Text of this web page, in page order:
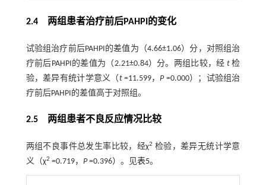
2.4 两组患者治疗前后PAHPI的变化
试验组治疗前后PAHPI的差值为（4.66±1.06）分，对照组治
疗前后PAHPI的差值为（2.21±0.84）分。两组比较，经t 检
验，差异有统计学意义（ t=11.599，P=0.000）；试验组治
疗前后PAHPI的差值高于对照组。
2.5 两组患者不良反应情况比较
两组不良事件总发生率比较，经χ2 检验，差异无统计学意
义（χ2 =0.719， P=0.396）。见表5。